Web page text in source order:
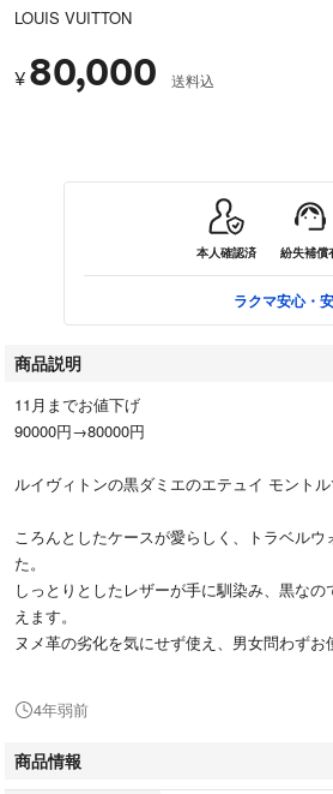
LOUIS VUITTON
¥ 80,000 送料込
本人確認済 紛失補償
ラクマ安心・
商品説明
11月までお値下げ
90000円→80000円
ルイヴィトンの黒ダミエのエテュイ モントル
ころんとしたケースが愛らしく、トラベル
た。
しっとりとしたレザーが手に馴染み、黒な
えます。
ヌメ革の劣化を気にせず使え、男女問わず
スさながらの高級感です。
ほぼ使っていないので、使用感は少ないお品
4年弱前
商品情報